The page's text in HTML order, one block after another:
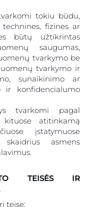
tokiu būdu,
fizines ar
būtų užtikrintas
saugumas,
tvarkymo be
tvarkymo ir
sunaikinimo ar
ir konfidencialumo
tvarkomi pagal
atitinkamą
įstatymuose
asmens
TEISĖS IR
teisę: